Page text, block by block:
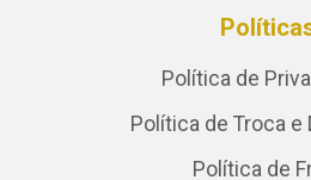
Política de
Política de Troca e
Política de